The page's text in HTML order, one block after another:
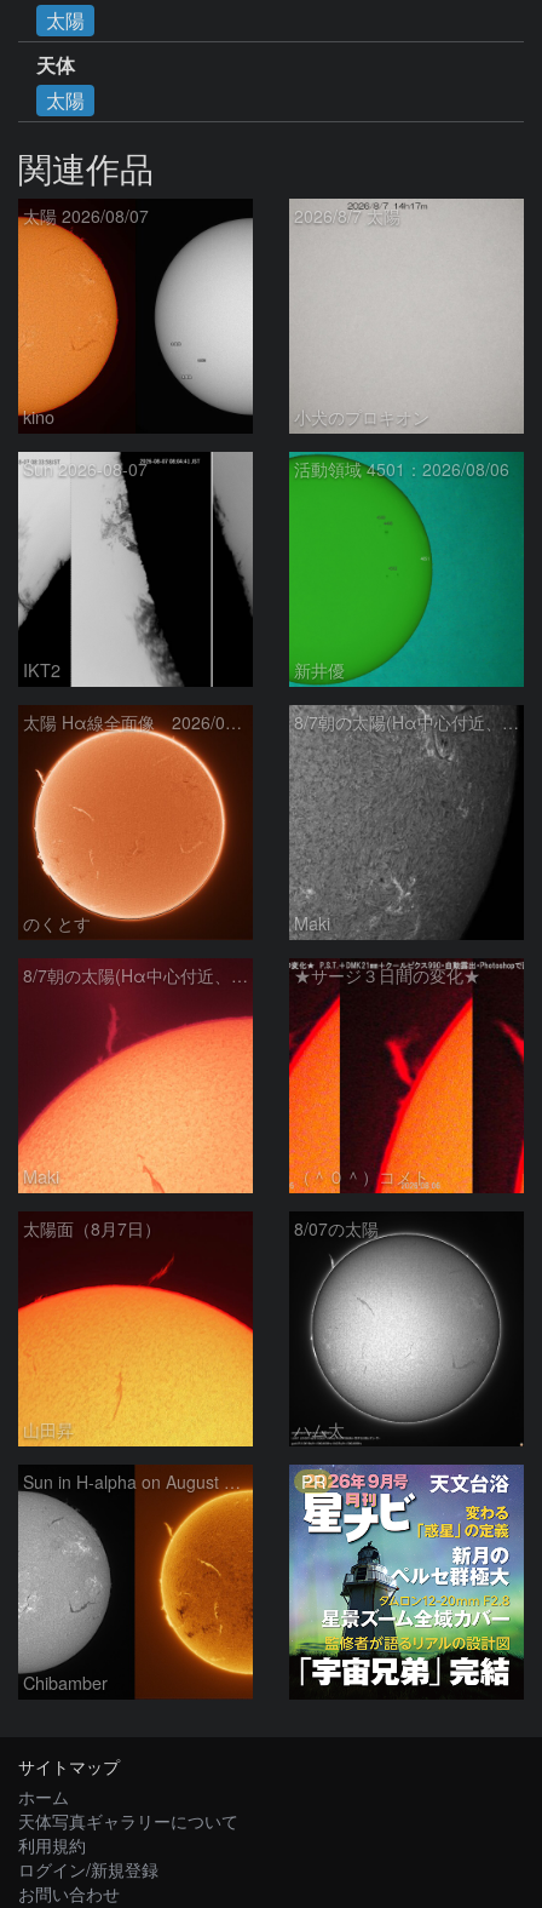
太陽
天体
太陽
関連作品
太陽 2026/08/07
kino
2026/8/7 太陽
小犬のプロキオン
Sun 2026-08-07
IKT2
活動領域 4501：2026/08/06
新井優
太陽 Hα線全面像 2026/08/07
のくとす
8/7朝の太陽(Hα中心付近、4498、4502付近)
Maki
8/7朝の太陽(Hα中心付近、プロミネンス)
Maki
★サージ３日間の変化★
（＾０＾）コメト
太陽面（8月7日）
山田昇
8/07の太陽
ハム太
Sun in H-alpha on August 7, 2026
Chibamber
PR
サイトマップ
ホーム
天体写真ギャラリーについて
利用規約
ログイン/新規登録
お問い合わせ